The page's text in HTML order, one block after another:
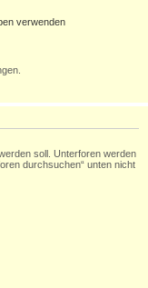
verwenden
soll. Unterforen werden
durchsuchen“ unten nicht